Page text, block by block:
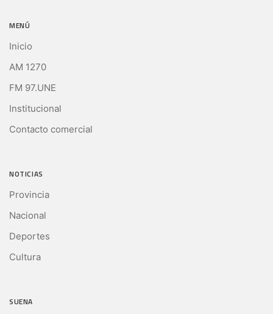
MENÚ
Inicio
AM 1270
FM 97.UNE
Institucional
Contacto comercial
NOTICIAS
Provincia
Nacional
Deportes
Cultura
SUENA